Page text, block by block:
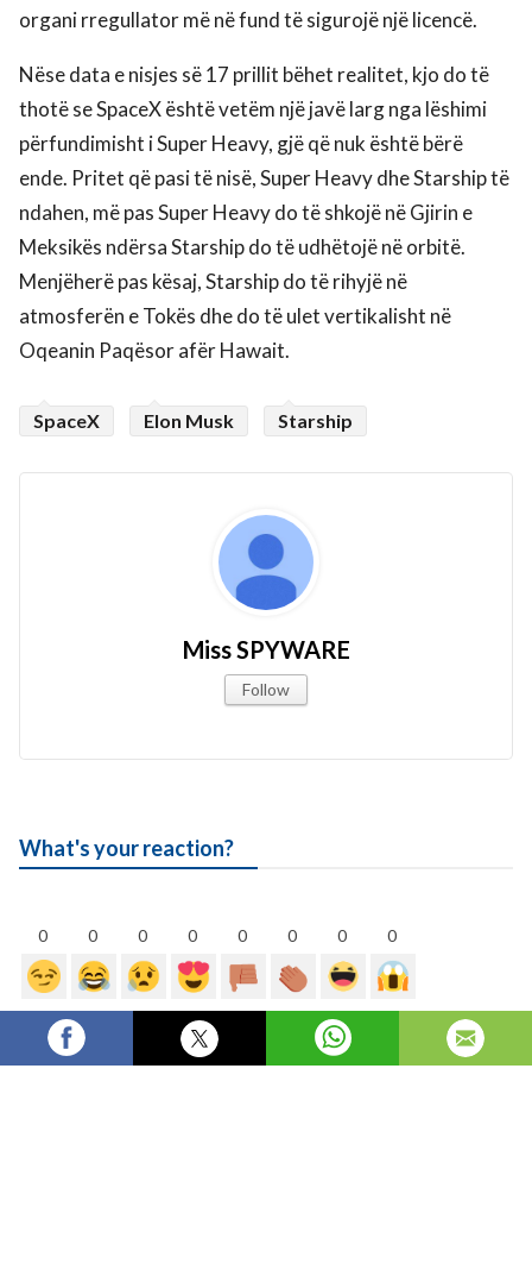
organi rregullator më në fund të sigurojë një licencë.
Nëse data e nisjes së 17 prillit bëhet realitet, kjo do të
thotë se SpaceX është vetëm një javë larg nga lëshimi
përfundimisht i Super Heavy, gjë që nuk është bërë
ende. Pritet që pasi të nisë, Super Heavy dhe Starship të
ndahen, më pas Super Heavy do të shkojë në Gjirin e
Meksikës ndërsa Starship do të udhëtojë në orbitë.
Menjëherë pas kësaj, Starship do të rihyjë në
atmosferën e Tokës dhe do të ulet vertikalisht në
Oqeanin Paqësor afër Hawait.
SpaceX Elon Musk Starship
Miss SPYWARE
Follow
What's your reaction?
0 0 0 0 0 0 0 0